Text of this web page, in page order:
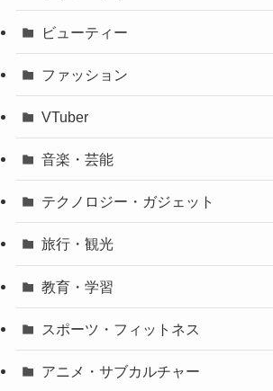
ビューティー
ファッション
VTuber
音楽・芸能
テクノロジー・ガジェット
旅行・観光
教育・学習
スポーツ・フィットネス
アニメ・サブカルチャー